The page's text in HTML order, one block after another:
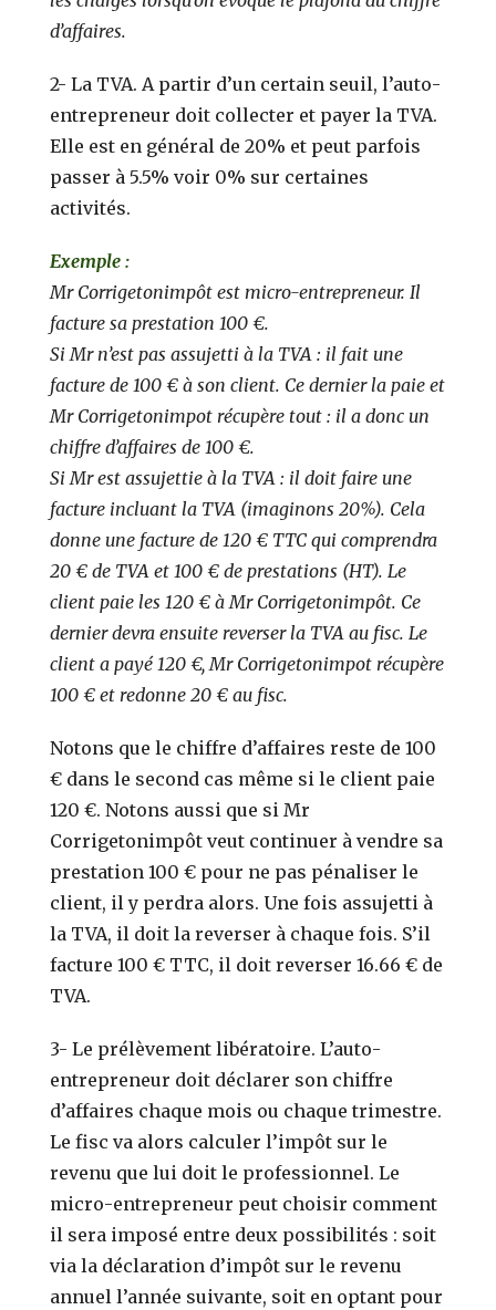
d’affaires.
2- La TVA. A partir d’un certain seuil, l’auto-
entrepreneur doit collecter et payer la TVA.
Elle est en général de 20% et peut parfois
passer à 5.5% voir 0% sur certaines
activités.
Exemple :
Mr Corrigetonimpôt est micro-entrepreneur. Il
facture sa prestation 100 €.
Si Mr n’est pas assujetti à la TVA : il fait une
facture de 100 € à son client. Ce dernier la paie et
Mr Corrigetonimpot récupère tout : il a donc un
chiffre d’affaires de 100 €.
Si Mr est assujettie à la TVA : il doit faire une
facture incluant la TVA (imaginons 20%). Cela
donne une facture de 120 € TTC qui comprendra
20 € de TVA et 100 € de prestations (HT). Le
client paie les 120 € à Mr Corrigetonimpôt. Ce
dernier devra ensuite reverser la TVA au fisc. Le
client a payé 120 €, Mr Corrigetonimpot récupère
100 € et redonne 20 € au fisc.
Notons que le chiffre d’affaires reste de 100
€ dans le second cas même si le client paie
120 €. Notons aussi que si Mr
Corrigetonimpôt veut continuer à vendre sa
prestation 100 € pour ne pas pénaliser le
client, il y perdra alors. Une fois assujetti à
la TVA, il doit la reverser à chaque fois. S’il
facture 100 € TTC, il doit reverser 16.66 € de
TVA.
3- Le prélèvement libératoire. L’auto-
entrepreneur doit déclarer son chiffre
d’affaires chaque mois ou chaque trimestre.
Le fisc va alors calculer l’impôt sur le
revenu que lui doit le professionnel. Le
micro-entrepreneur peut choisir comment
il sera imposé entre deux possibilités : soit
via la déclaration d’impôt sur le revenu
annuel l’année suivante, soit en optant pour